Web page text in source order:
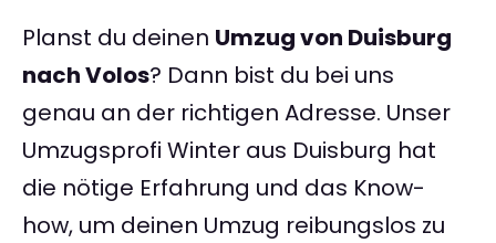
Planst du deinen Umzug von Duisburg
nach Volos? Dann bist du bei uns
genau an der richtigen Adresse. Unser
Umzugsprofi Winter aus Duisburg hat
die nötige Erfahrung und das Know-
how, um deinen Umzug reibungslos zu